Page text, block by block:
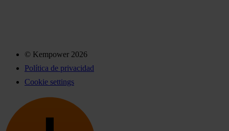
© Kempower 2026
Política de privacidad
Cookie settings